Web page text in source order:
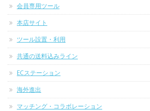
会員専用ツール
本店サイト
ツール設置・利用
共通の送料込みライン
ECステーション
海外進出
マッチング・コラボレーション